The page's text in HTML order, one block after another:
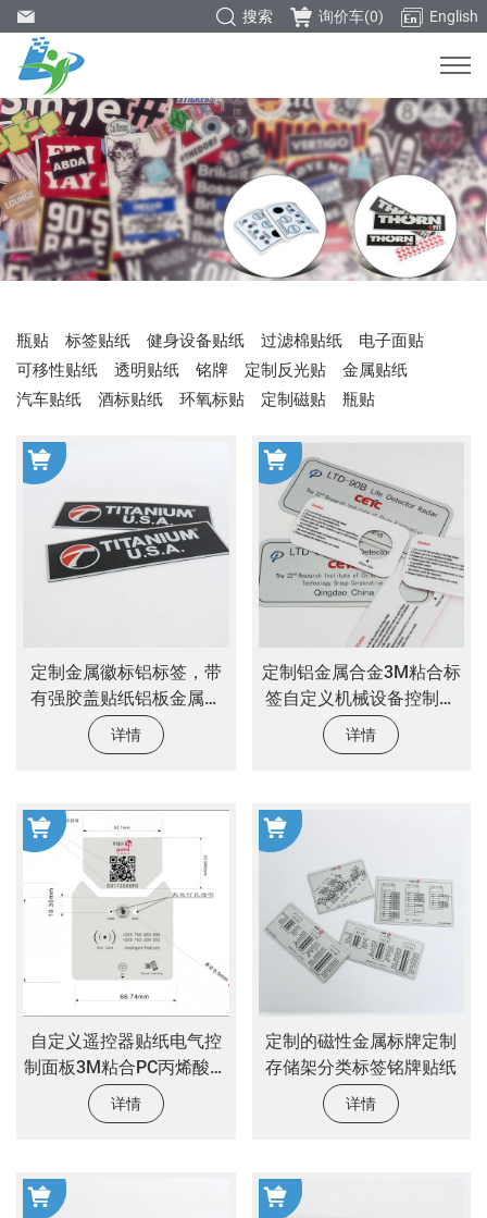
English
询价车(0)
搜索
瓶贴 标签贴纸 健身设备贴纸 过滤棉贴纸
电子面贴
可移性贴纸
透明贴纸 铭牌 定制反光贴
金属贴纸
汽车贴纸
酒标贴纸 环氧标贴 定制磁贴 瓶贴
定制金属徽标铝标签，带
有强胶盖贴纸铝板金属标
签贴纸
详情
定制铝金属合金3M粘合标
签自定义机械设备控制面
板贴纸
详情
自定义遥控器贴纸电气控
制面板3M粘合PC丙烯酸覆
盖贴纸
详情
定制的磁性金属标牌定制
存储架分类标签铭牌贴纸
详情